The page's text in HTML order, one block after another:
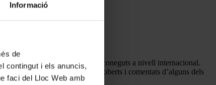
Informació
de
contingut i els anuncis,
faci del Lloc Web amb
tots ells artistes reconeguts a nivell internacional.
que consisteix en assajos oberts i comentats d’alguns dels